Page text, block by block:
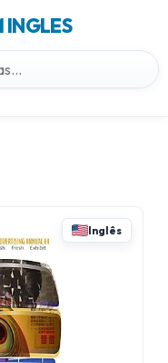
INGLES
Inglês